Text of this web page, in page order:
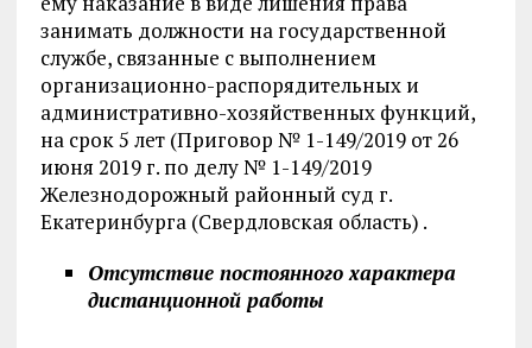
занимать должности на государственной
службе, связанные с выполнением
организационно-распорядительных и
административно-хозяйственных функций,
на срок 5 лет (Приговор № 1-149/2019 от 26
июня 2019 г. по делу № 1-149/2019
Железнодорожный районный суд г.
Екатеринбурга (Свердловская область) .
Отсутствие постоянного характера
дистанционной работы